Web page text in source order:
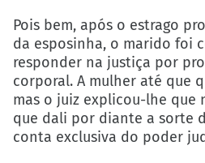
Pois bem, após o estrago
da esposinha, o marido foi
responder na justiça por
corporal. A mulher até que
mas o juiz explicou-lhe que
que dali por diante a sorte
conta exclusiva do poder